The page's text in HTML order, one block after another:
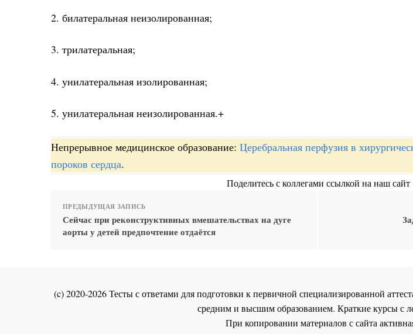
2. билатеральная неизолированная;
3. трилатеральная;
4. унилатеральная изолированная;
5. унилатеральная неизолированная.+
Непрерывное медицинское образование: Церебральная перфузия в
пороков сердца.
Поделитесь с коллегами ссылкой на наш сайт
ПРЕДЫДУЩАЯ ЗАПИСЬ
Сейчас при реконструктивных вмешательствах на дуге
аорты у детей предпочтение отдаётся
(c) 2020-2026 Тесты с ответами для подготовки к первичной специализированной
средним и высшим образованием. Краткие курсы с
При копировании материалов с сайта